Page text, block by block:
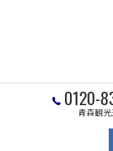
0120-
青森観